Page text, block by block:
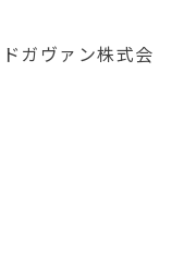
ガヴァン株式会